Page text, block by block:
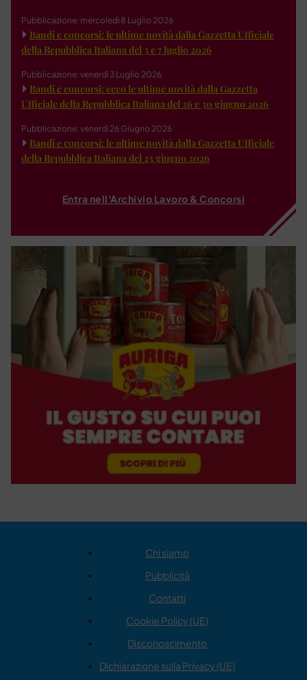
Pubblicazione: mercoledì 8 Luglio 2026
Bandi e concorsi: le ultime novità dalla Gazzetta Ufficiale
della Repubblica Italiana del 3 e 7 luglio 2026
Pubblicazione: venerdì 3 Luglio 2026
Bandi e concorsi: ecco le ultime novità dalla Gazzetta
Ufficiale della Repubblica Italiana del 26 e 30 giugno 2026
Pubblicazione: venerdì 26 Giugno 2026
Bandi e concorsi: le ultime novità dalla Gazzetta Ufficiale
della Repubblica Italiana del 23 giugno 2026
Entra nell'Archivio Lavoro & Concorsi
Chi siamo
Pubblicità
Contatti
Cookie Policy (UE)
Disconoscimento
Dichiarazione sulla Privacy (UE)